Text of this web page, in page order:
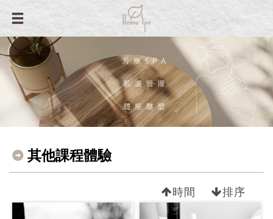
其他課程體驗
時間 排序